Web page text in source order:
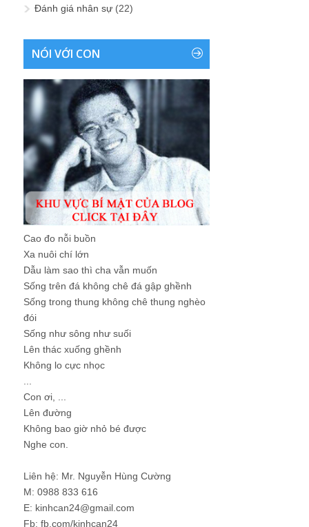
Đánh giá nhân sự (22)
NÓI VỚI CON
Cao đo nỗi buồn
Xa nuôi chí lớn
Dẫu làm sao thì cha vẫn muốn
Sống trên đá không chê đá gập ghềnh
Sống trong thung không chê thung nghèo
đói
Sống như sông như suối
Lên thác xuống ghềnh
Không lo cực nhọc
Con ơi, ...
Lên đường
Không bao giờ nhỏ bé được
Nghe con.
Liên hệ: Mr. Nguyễn Hùng Cường
M: 0988 833 616
E: kinhcan24@gmail.com
Fb: fb.com/kinhcan24